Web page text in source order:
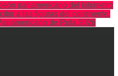
panamericano del kilómetro
a las figuras del continente:
de Ruta 2026